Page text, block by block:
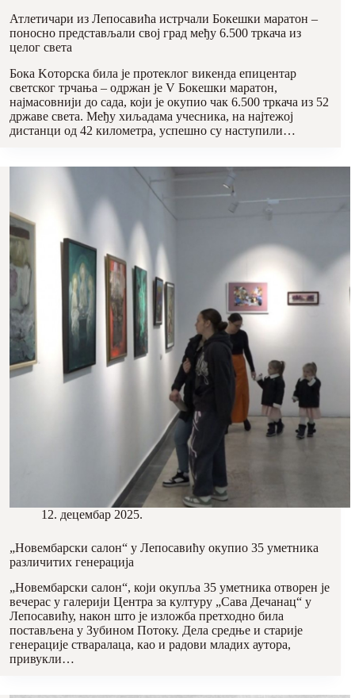
Атлетичари из Лепосавића истрчали Бокешки маратон –
поносно представљали свој град међу 6.500 тркача из
целог света
Бока Kоторска била је протеклог викенда епицентар
светског трчања – одржан је V Бокешки маратон,
најмасовнији до сада, који је окупио чак 6.500 тркача из 52
државе света. Међу хиљадама учесника, на најтежој
дистанци од 42 километра, успешно су наступили…
12. децембар 2025.
„Новембарски салон“ у Лепосавићу окупио 35 уметника
различитих генерација
„Новембарски салон“, који окупља 35 уметника отворен је
вечерас у галерији Центра за културу „Сава Дечанац“ у
Лепосавићу, након што је изложба претходно била
постављена у Зубином Потоку. Дела средње и старије
генерације стваралаца, као и радови младих аутора,
привукли…